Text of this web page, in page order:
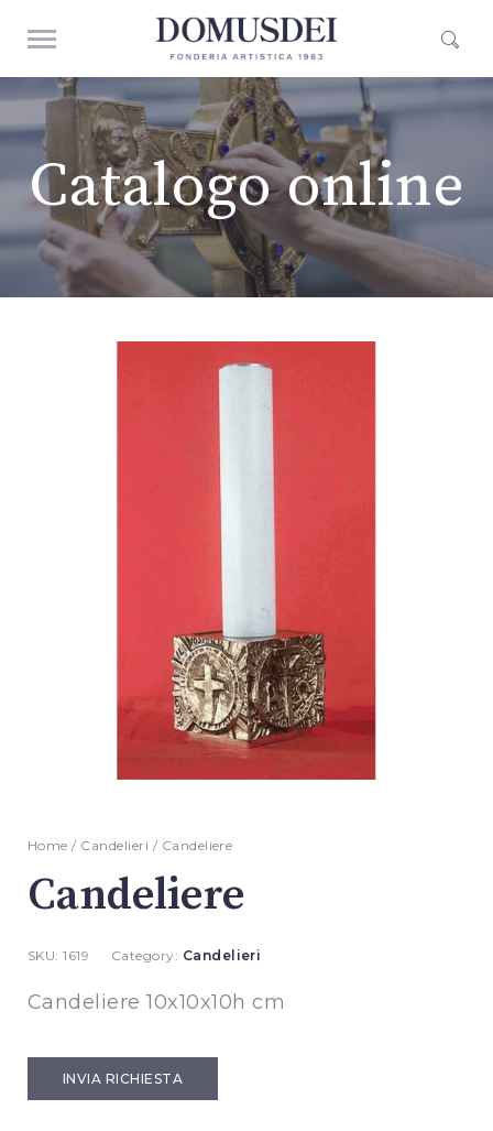
Catalogo online
Home / Candelieri / Candeliere
Candeliere
SKU:1619 Category: Candelieri
Candeliere 10x10x10h cm
INVIA RICHIESTA